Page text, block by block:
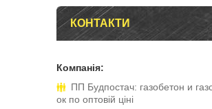
КОНТАКТИ
ПП Будпостач: газобетон и
ок по оптовій ціні